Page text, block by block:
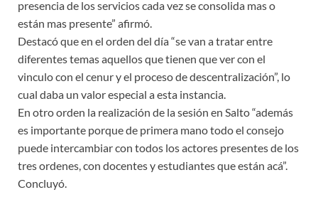
presencia de los servicios cada vez se consolida mas o
están mas presente” afirmó.
Destacó que en el orden del día “se van a tratar entre
diferentes temas aquellos que tienen que ver con el
vinculo con el cenur y el proceso de descentralización”, lo
cual daba un valor especial a esta instancia.
En otro orden la realización de la sesión en Salto “además
es importante porque de primera mano todo el consejo
puede intercambiar con todos los actores presentes de los
tres ordenes, con docentes y estudiantes que están acá”.
Concluyó.